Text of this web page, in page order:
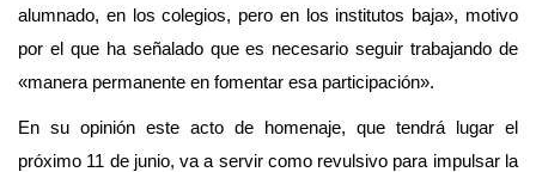
alumnado, en los colegios, pero en los institutos baja», motivo
por el que ha señalado que es necesario seguir trabajando de
«manera permanente en fomentar esa participación».
En su opinión este acto de homenaje, que tendrá lugar el
próximo 11 de junio, va a servir como revulsivo para impulsar la